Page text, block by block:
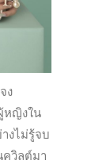
ง
หญิงใน
งไม่รู้จบ
ควิลต์มา